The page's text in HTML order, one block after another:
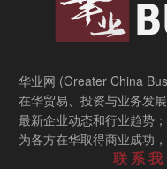
华业网 (Greater China
在华贸易、投资与业务发
最新企业动态和行业趋势
为各方在华取得商业成功
联 系